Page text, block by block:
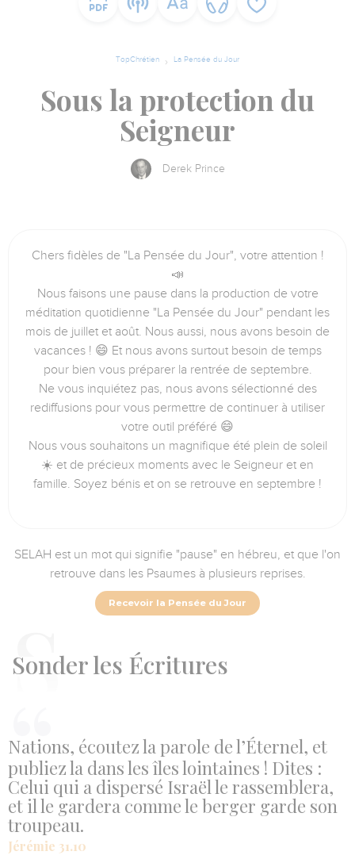
TopChrétien La Pensée du Jour
Sous la protection du
Seigneur
Derek Prince
Chers fidèles de "La Pensée du Jour", votre attention !
📣
Nous faisons une pause dans la production de votre
méditation quotidienne "La Pensée du Jour" pendant les
mois de juillet et août. Nous aussi, nous avons besoin de
vacances ! 😄 Et nous avons surtout besoin de temps
pour bien vous préparer la rentrée de septembre.
Ne vous inquiétez pas, nous avons sélectionné des
rediffusions pour vous permettre de continuer à utiliser
votre outil préféré 😄
Nous vous souhaitons un magnifique été plein de soleil
☀️ et de précieux moments avec le Seigneur et en
famille. Soyez bénis et on se retrouve en septembre !
SELAH est un mot qui signifie "pause" en hébreu, et que l'on
retrouve dans les Psaumes à plusieurs reprises.
Recevoir la Pensée du Jour
Sonder les Écritures
Nations, écoutez la parole de l’Éternel, et
publiez la dans les îles lointaines ! Dites :
Celui qui a dispersé Israël le rassemblera,
et il le gardera comme le berger garde son
troupeau.
Jérémie 31.10